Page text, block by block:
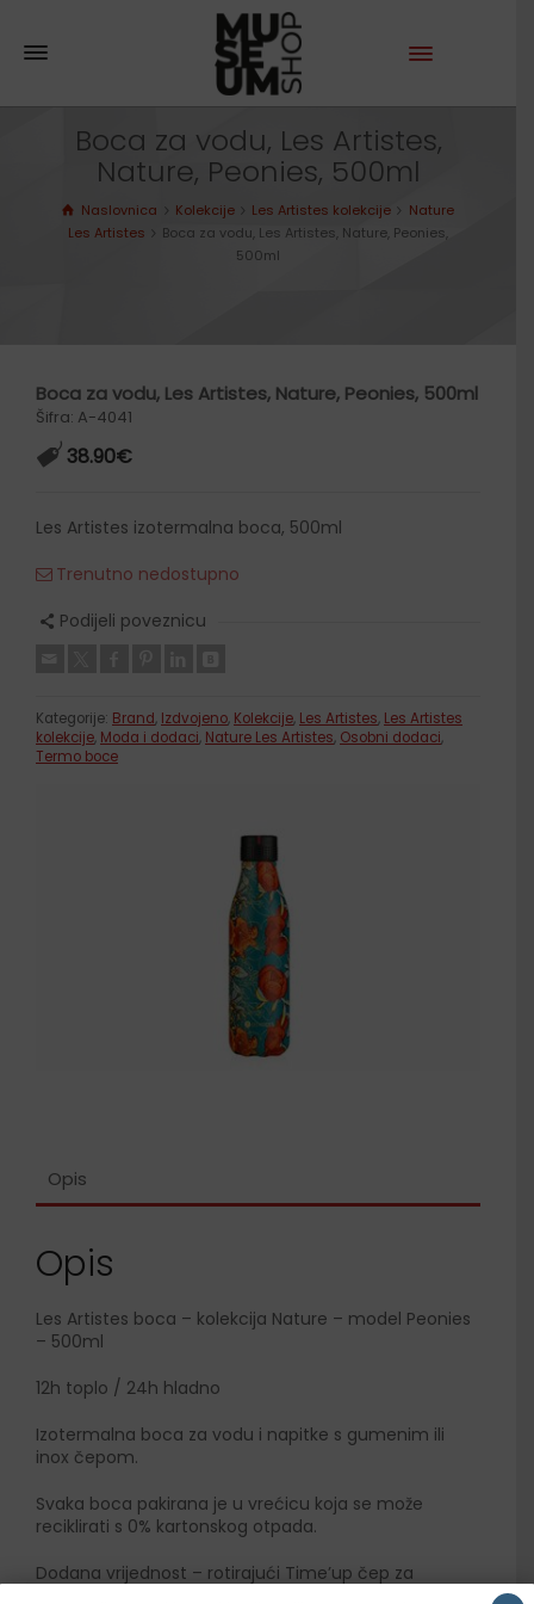
Boca za vodu, Les Artistes,
Nature, Peonies, 500ml
Naslovnica Kolekcije Les Artistes kolekcije
Nature
Les Artistes
Boca za vodu, Les Artistes, Nature, Peonies,
500ml
Boca za vodu, Les Artistes, Nature, Peonies, 500ml
Šifra: A-4041
38.90€
Les Artistes izotermalna boca, 500ml
Trenutno nedostupno
Podijeli poveznicu
Kategorije: Brand, Izdvojeno, Kolekcije, Les Artistes, Les Artistes
kolekcije, Moda i dodaci, Nature Les Artistes, Osobni dodaci,
Termo boce
Opis
Opis
Les Artistes boca – kolekcija Nature – model Peonies
– 500ml
12h toplo / 24h hladno
Izotermalna boca za vodu i napitke s gumenim ili
inox čepom.
Svaka boca pakirana je u vrećicu koja se može
reciklirati s 0% kartonskog otpada.
Dodana vrijednost – rotirajući Time’up čep za